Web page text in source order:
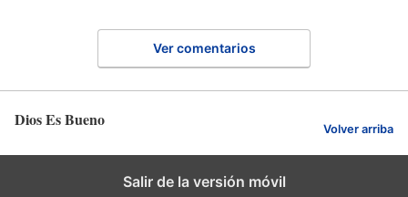
Ver comentarios
Dios Es Bueno Volver arriba
Salir de la versión móvil